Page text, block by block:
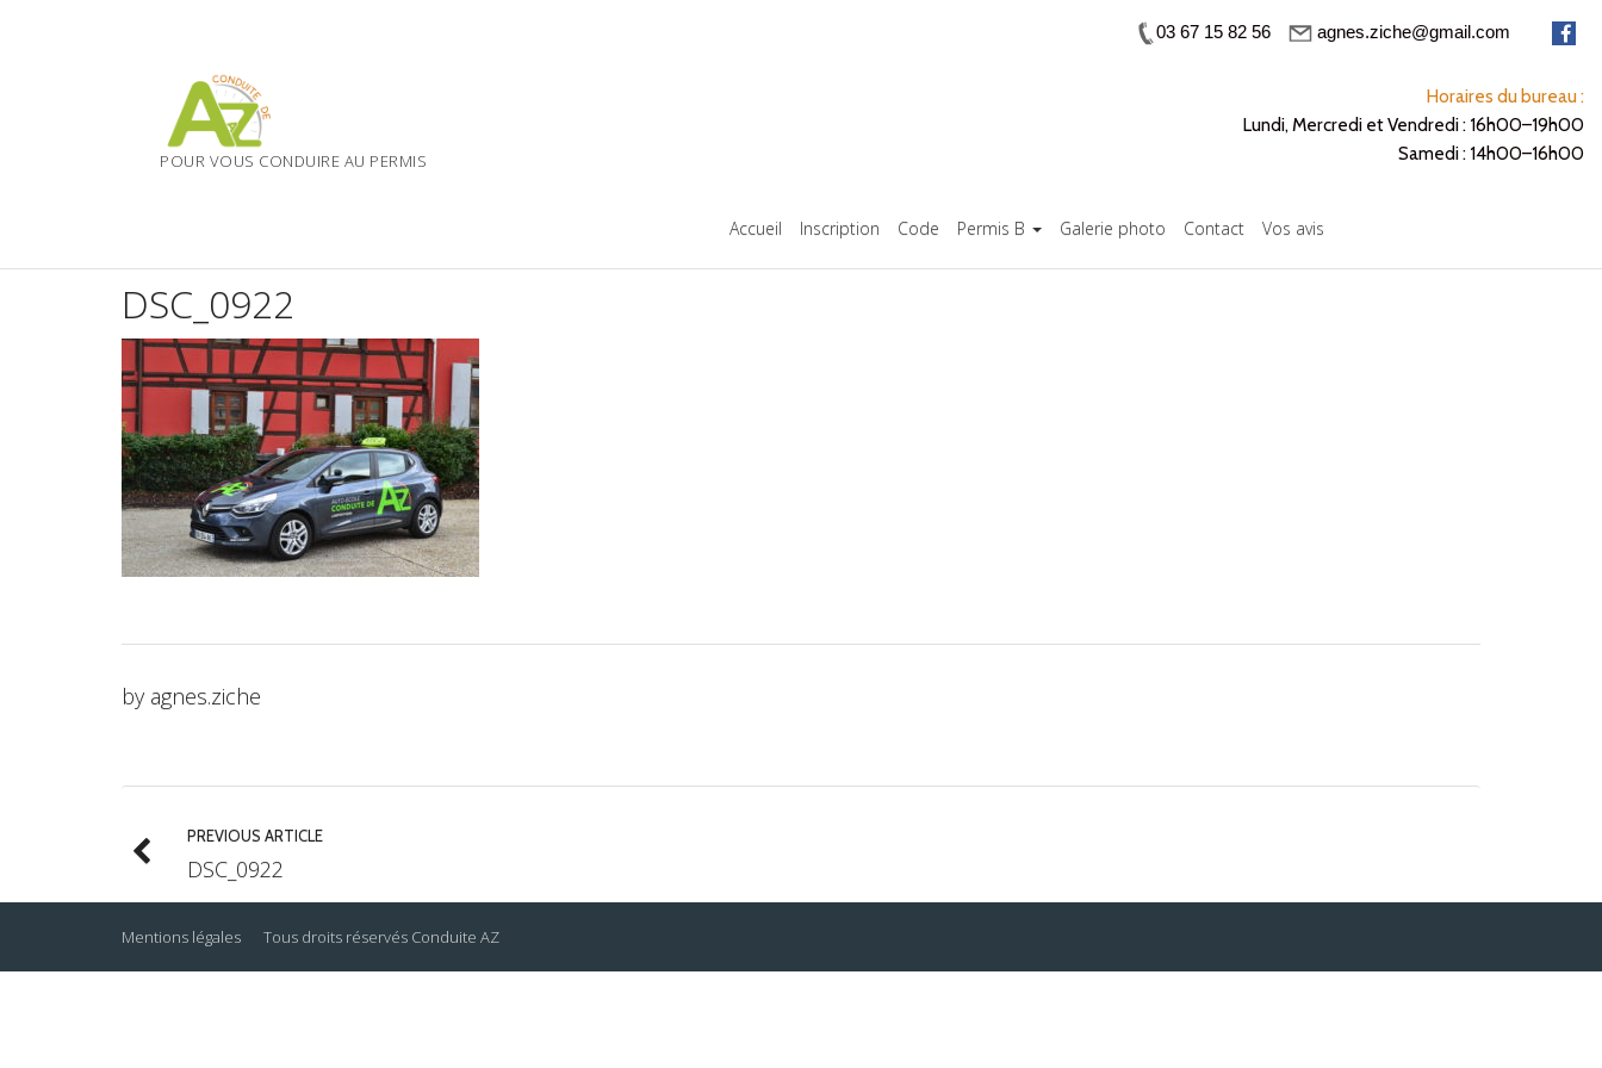
03 67 15 82 56 agnes.ziche@gmail.com
POUR VOUS CONDUIRE AU PERMIS
Horaires du bureau :
Lundi, Mercredi et Vendredi : 16h00–19h00
Samedi : 14h00–16h00
Accueil Inscription Code Permis B Galerie photo Contact Vos avis
DSC_0922
by agnes.ziche
PREVIOUS ARTICLE
DSC_0922
Mentions légales Tous droits réservés Conduite AZ